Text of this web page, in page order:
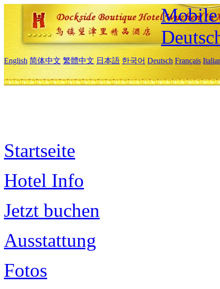
Mobile
English 简体中文 繁體中文 日本語 한국어 Deutsch Français
Startseite
Hotel Info
Jetzt buchen
Ausstattung
Fotos